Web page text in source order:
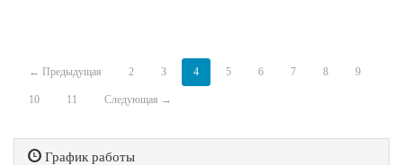
← Предыдущая 2 3 4 5 6 7 8 9
10 11 Следующая →
График работы